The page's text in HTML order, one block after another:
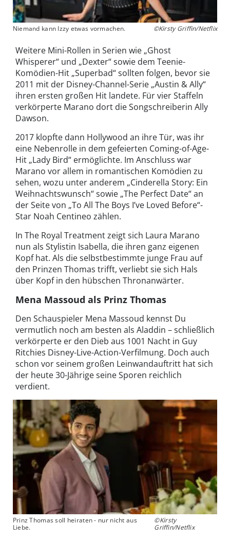
Niemand kann Izzy etwas vormachen. ©Kirsty Griffin/Netflix
Weitere Mini-Rollen in Serien wie „Ghost
Whisperer“ und „Dexter“ sowie dem Teenie-
Komödien-Hit „Superbad“ sollten folgen, bevor sie
2011 mit der Disney-Channel-Serie „Austin & Ally“
ihren ersten großen Hit landete. Für vier Staffeln
verkörperte Marano dort die Songschreiberin Ally
Dawson.
2017 klopfte dann Hollywood an ihre Tür, was ihr
eine Nebenrolle in dem gefeierten Coming-of-Age-
Hit „Lady Bird“ ermöglichte. Im Anschluss war
Marano vor allem in romantischen Komödien zu
sehen, wozu unter anderem „Cinderella Story: Ein
Weihnachtswunsch“ sowie „The Perfect Date“ an
der Seite von „To All The Boys I’ve Loved Before“-
Star Noah Centineo zählen.
In The Royal Treatment zeigt sich Laura Marano
nun als Stylistin Isabella, die ihren ganz eigenen
Kopf hat. Als die selbstbestimmte junge Frau auf
den Prinzen Thomas trifft, verliebt sie sich Hals
über Kopf in den hübschen Thronanwärter.
Mena Massoud als Prinz Thomas
Den Schauspieler Mena Massoud kennst Du
vermutlich noch am besten als Aladdin – schließlich
verkörperte er den Dieb aus 1001 Nacht in Guy
Ritchies Disney-Live-Action-Verfilmung. Doch auch
schon vor seinem großen Leinwandauftritt hat sich
der heute 30-Jährige seine Sporen reichlich
verdient.
Prinz Thomas soll heiraten - nur nicht aus
Liebe.
©Kirsty
Griffin/Netflix